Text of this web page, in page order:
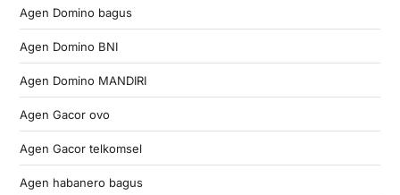
Agen Domino bagus
Agen Domino BNI
Agen Domino MANDIRI
Agen Gacor ovo
Agen Gacor telkomsel
Agen habanero bagus